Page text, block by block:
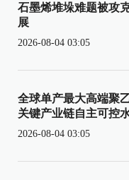
石墨烯堆垛难题被攻
展
2026-08-04 03:05
全球单产最大高端聚
关键产业链自主可控
2026-08-04 03:05